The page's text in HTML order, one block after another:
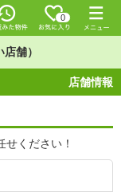
0
舗）
店舗情報
ください！